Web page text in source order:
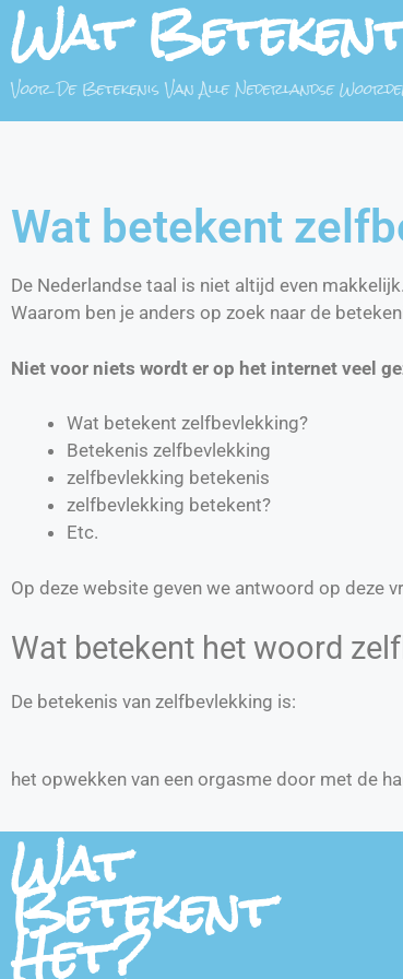
Wat
Voor De Betekenis Van Alle Nederlandse
Wat betekent
De Nederlandse taal is niet altijd even makkelijk.
Waarom ben je anders op zoek naar de
Niet voor niets wordt er op het internet veel
Wat betekent zelfbevlekking?
Betekenis zelfbevlekking
zelfbevlekking betekenis
zelfbevlekking betekent?
Etc.
Op deze website geven we antwoord op deze
Wat betekent het woord
De betekenis van zelfbevlekking is:
het opwekken van een orgasme door met de
Wat
Betekent
Het?